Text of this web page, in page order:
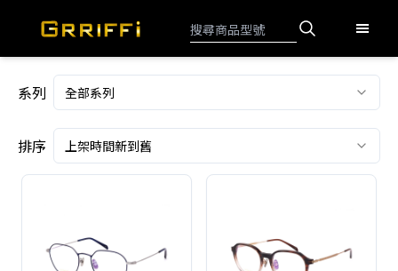
系列 全部系列
排序 上架時間新到舊